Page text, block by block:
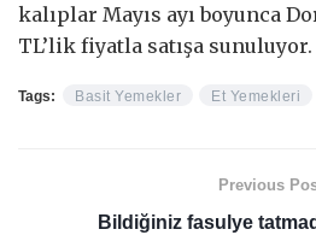
kalıplar Mayıs ayı boyunca
TL’lik fiyatla satışa sunuluyor.
Tags: Basit Yemekler Et Yemekleri
Previous
Bildiğiniz fasulye